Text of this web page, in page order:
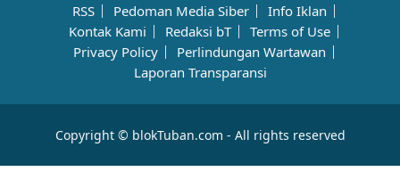
RSS Pedoman Media Siber
Info Iklan
Kontak Kami
Redaksi bT
Terms of Use
Privacy Policy
Perlindungan Wartawan
Laporan Transparansi
Copyright © blokTuban.com - All rights reserved